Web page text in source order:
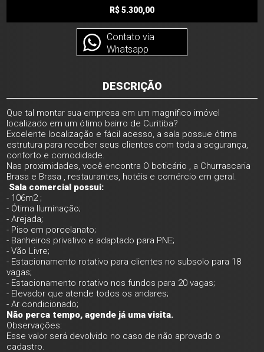
R$ 5.300,00
Contato via
Whatsapp
DESCRIÇÃO
Que tal montar sua empresa em um magnífico imóvel
localizado em um ótimo bairro de Curitiba?
Excelente localização e fácil acesso, a sala possue ótima
estrutura para receber seus clientes com toda a segurança,
conforto e comodidade.
Nas proximidades, você encontra O boticário , a Churrascaria
Brasa e Brasa , restaurantes, hotéis e comércio em geral.
Sala comercial possui:
- 106m2 ;
- Ótima Iluminação;
- Arejada;
- Piso em porcelanato;
- Banheiros privativo e adaptado para PNE;
- Vão Livre;
- Estacionamento rotativo para clientes no subsolo para 18
vagas;
- Estacionamento rotativo nos fundos para 20 vagas;
- Elevador que atende todos os andares;
- Ar condicionado;
Não perca tempo, agende já uma visita.
Observações:
Esse valor será devolvido no caso de não aprovado o
cadastro.